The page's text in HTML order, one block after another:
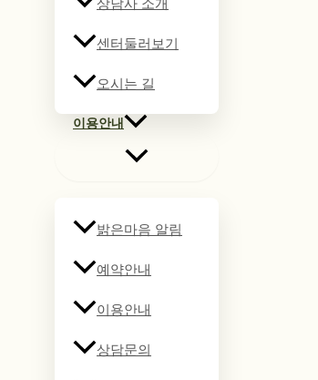
센터둘러보기
오시는 길
이용안내
밝은마음 알림
예약안내
이용안내
상담문의